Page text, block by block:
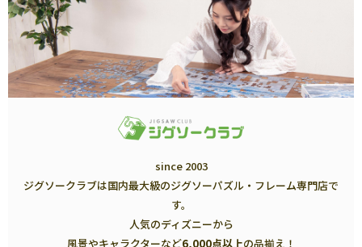
since 2003
ジグソークラブは国内最大級のジグソーパズル・フレーム専門店で
す。
人気のディズニーから
風景やキャラクターなど6,000点以上の品揃え！